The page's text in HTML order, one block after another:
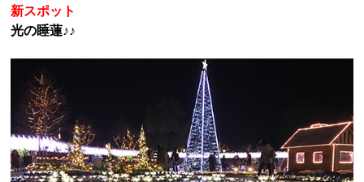
新スポット
光の睡蓮♪♪